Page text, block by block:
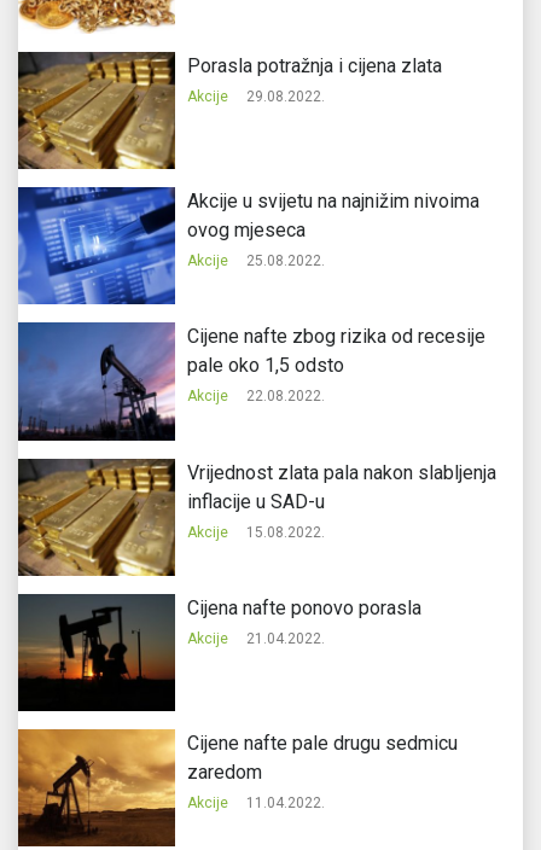
Porasla potražnja i cijena zlata
Akcije 29.08.2022.
Akcije u svijetu na najnižim nivoima
ovog mjeseca
Akcije 25.08.2022.
Cijene nafte zbog rizika od recesije
pale oko 1,5 odsto
Akcije 22.08.2022.
Vrijednost zlata pala nakon slabljenja
inflacije u SAD-u
Akcije 15.08.2022.
Cijena nafte ponovo porasla
Akcije 21.04.2022.
Cijene nafte pale drugu sedmicu
zaredom
Akcije 11.04.2022.